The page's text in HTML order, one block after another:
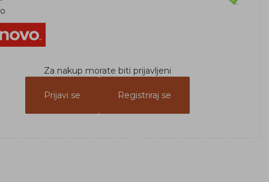
Za nakup morate biti prijavljeni
Prijavi se Registriraj se